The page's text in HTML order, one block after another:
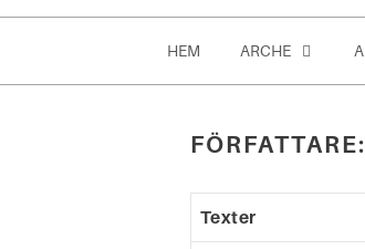
HEM ARCHE
FÖRFATTARE:
Texter